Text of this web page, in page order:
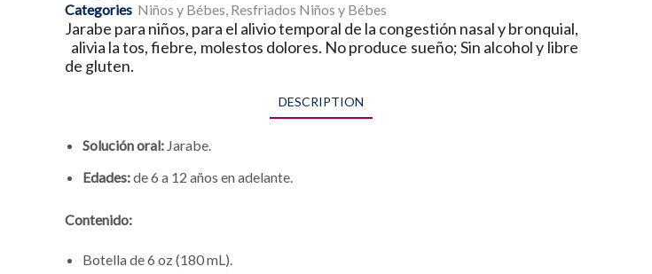
Categories Niños y Bébes, Resfriados Niños y Bébes
Jarabe para niños, para el alivio temporal de la congestión nasal y bronquial,
alivia la tos, fiebre, molestos dolores. No produce sueño; Sin alcohol y libre
de gluten.
DESCRIPTION
Solución oral: Jarabe.
Edades:de 6 a 12 años en adelante.
Contenido:
Botella de 6 oz (180 mL).